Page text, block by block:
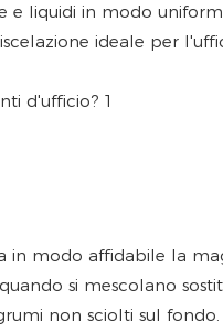
liquidi in modo
ideale per
in modo affidabile la
si mescolano
non sciolti sul fondo.